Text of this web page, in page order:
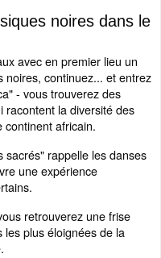
noires dans le
avec en premier lieu un
noires, continuez... et entrez
- vous trouverez des
racontent la diversité des
continent africain.
sacrés" rappelle les danses
une expérience
retrouverez une frise
plus éloignées de la